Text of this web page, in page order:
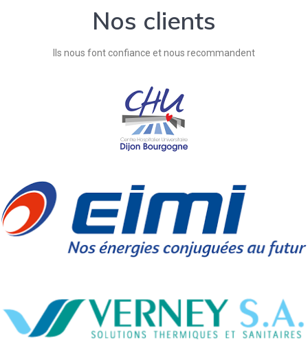
Nos clients
Ils nous font confiance et nous recommandent